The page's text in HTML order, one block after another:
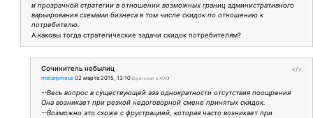
и прозрачной стратегии в отношении возможных границ административного
варьирования схемами бизнеса в том числе скидок по отношению к
потребителю.
А каковы тогда стратегические задачи скидок потребителям?
</>
Сочинитель небылиц
metanymous 02 марта 2015, 13:10 (оригинал в ЖЖ)
--Весь вопрос в существующей эээ однократности отсутствия поощрения
Она возникает при резкой недоговорной смене принятых скидок.
--Возможно это схоже с фрустрацией, которая часто возникает при